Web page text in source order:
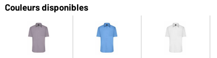
Couleurs disponibles